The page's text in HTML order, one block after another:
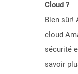
Cloud ?
Bien sûr!
cloud
sécurité
savoir